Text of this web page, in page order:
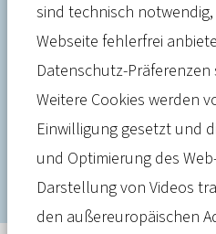
ULA-Präsident
Attraktivität
sich beweisen
sind technisch
Webseite fehlerfrei
Datenschutz-
Weitere Cookies werden
Einwilligung gesetzt und
und Optimierung des
Darstellung von Videos
den außereuropäischen